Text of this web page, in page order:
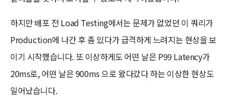
하지만 배포 전 Load Testing에서는 문제가 없었던 이 쿼리가
Production에 나간 후 좀 있다가 급격하게 느려지는 현상을 보
이기 시작했습니다. 또 이상하게도 어떤 날은 P99 Latency가
20ms로, 어떤 날은 900ms 으로 왔다갔다 하는 이상한 현상도
일어났습니다.